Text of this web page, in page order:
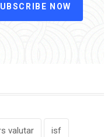
NOW
valutar isf